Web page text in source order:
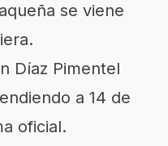
se viene
Díaz Pimentel
a 14 de
oficial.